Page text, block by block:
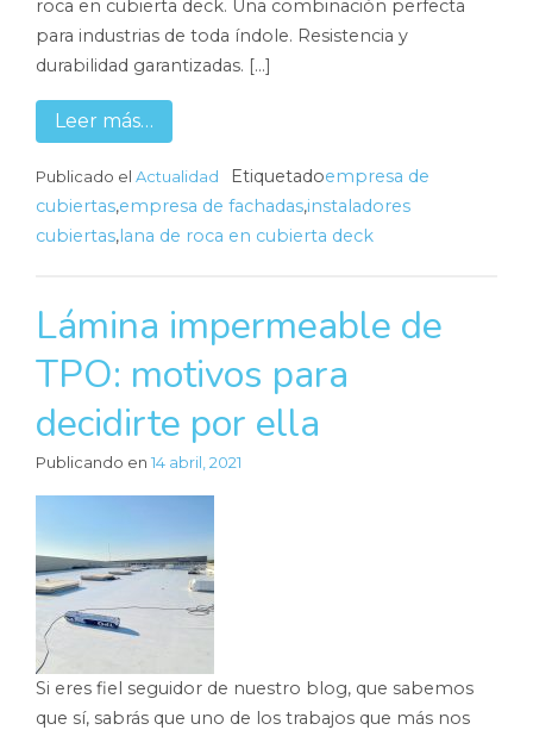
roca en cubierta deck. Una combinación perfecta
para industrias de toda índole. Resistencia y
durabilidad garantizadas. […]
Leer más…
Publicado el Actualidad Etiquetadoempresa de
cubiertas,empresa de fachadas,instaladores
cubiertas,lana de roca en cubierta deck
Lámina impermeable de
TPO: motivos para
decidirte por ella
Publicando en 14 abril, 2021
Si eres fiel seguidor de nuestro blog, que sabemos
que sí, sabrás que uno de los trabajos que más nos